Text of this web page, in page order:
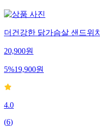
더건강한 닭가슴살 샌드위
20,900원
5%19,900원
4.0
(6)